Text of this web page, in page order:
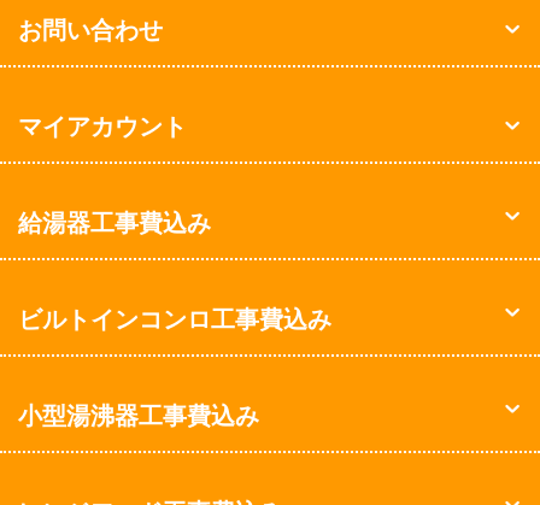
お問い合わせ
マイアカウント
給湯器工事費込み
ビルトインコンロ工事費込み
小型湯沸器工事費込み